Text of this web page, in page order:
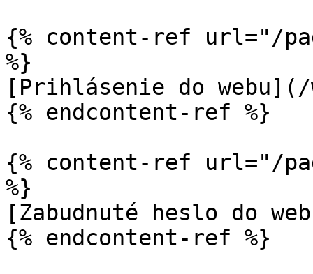
{% content-ref url="/
%}
[Prihlásenie do
{% endcontent-ref %}
{% content-ref url="/
%}
[Zabudnuté heslo do
{% endcontent-ref %}